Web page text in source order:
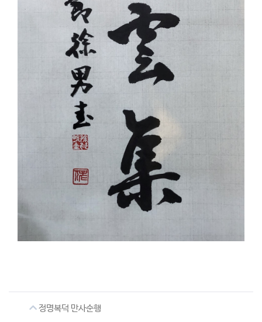
정명복덕 만사순행